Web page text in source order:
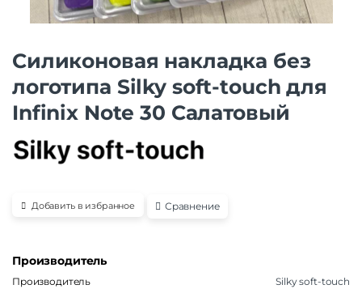
Силиконовая накладка без
логотипа Silky soft-touch для
Infinix Note 30 Салатовый
Добавить в избранное Сравнение
Производитель
Производитель Silky soft-touch